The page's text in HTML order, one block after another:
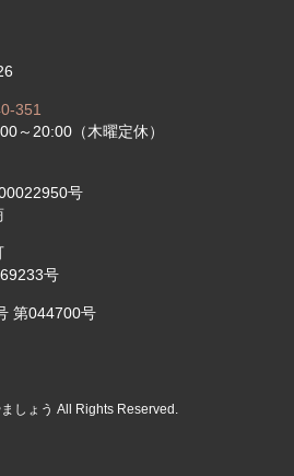
351
～20:00（木曜定休）
号
号
第044700号
しょう All Rights Reserved.